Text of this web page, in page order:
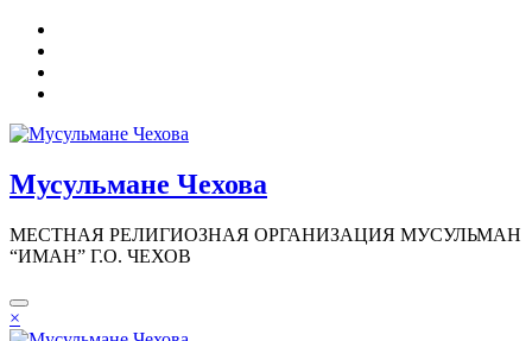
Перейти
содержимому
Мусульмане Чехова
МЕСТНАЯ РЕЛИГИОЗНАЯ ОРГАНИЗАЦИЯ МУСУЛЬМАН
“ИМАН” Г.О. ЧЕХОВ
×